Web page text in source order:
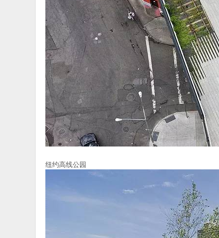
纽约高线公园